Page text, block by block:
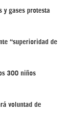
y gases protesta
“superioridad de
300 niños
voluntad de